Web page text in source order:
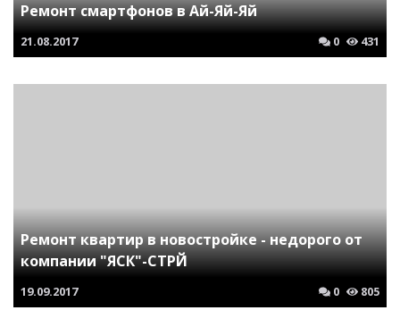
Ремонт смартфонов в Ай-Яй-Яй
21.08.2017 0 431
Ремонт квартир в новостройке - недорого от
компании "ЯСК"-СТРЙ
19.09.2017 0 805